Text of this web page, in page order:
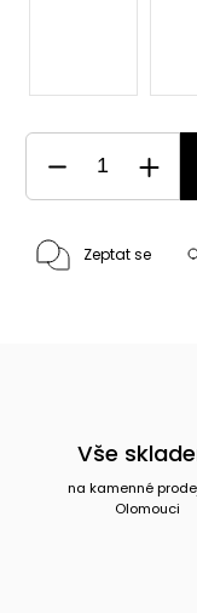
Zeptat se
Vše
na kamenné
Olomouci